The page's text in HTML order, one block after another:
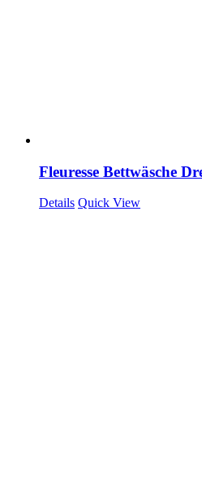
Fleuresse Bettwäsche
Details Quick View